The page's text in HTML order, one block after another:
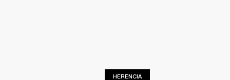
HERENCIA